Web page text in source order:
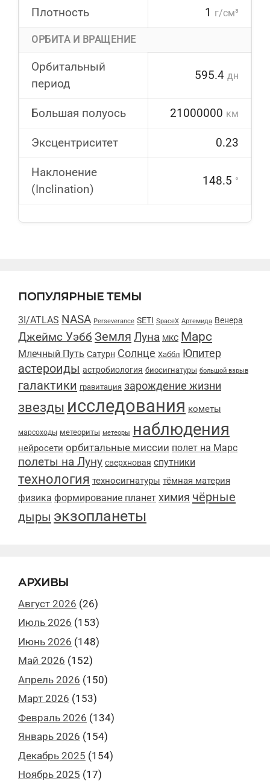
Плотность 1 г/см³
ОРБИТА И ВРАЩЕНИЕ
Орбитальный
период
595.4 дн
Большая полуось 21000000 км
Эксцентриситет 0.23
Наклонение
(Inclination)
148.5 °
ПОПУЛЯРНЫЕ ТЕМЫ
3I/ATLAS NASA Perseverance SETI SpaceX Артемида Венера
Джеймс Уэбб Земля Луна МКС Марс
Млечный Путь Сатурн Солнце Хаббл Юпитер
астероиды астробиология биосигнатуры большой взрыв
галактики гравитация зарождение жизни
звезды исследования кометы
марсоходы метеориты метеоры наблюдения
нейросети орбитальные миссии полет на Марс
полеты на Луну сверхновая спутники
технология техносигнатуры тёмная материя
физика формирование планет химия чёрные
дыры экзопланеты
АРХИВЫ
Август 2026 (26)
Июль 2026 (153)
Июнь 2026 (148)
Май 2026 (152)
Апрель 2026 (150)
Март 2026 (153)
Февраль 2026 (134)
Январь 2026 (154)
Декабрь 2025 (154)
Ноябрь 2025 (17)